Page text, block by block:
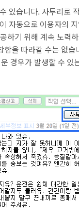
있습니다. 사투리로
자동으로 이용자의
하기 위해 계속 노력
을 따라갈 수는 없습
경우가 발생할 수 있